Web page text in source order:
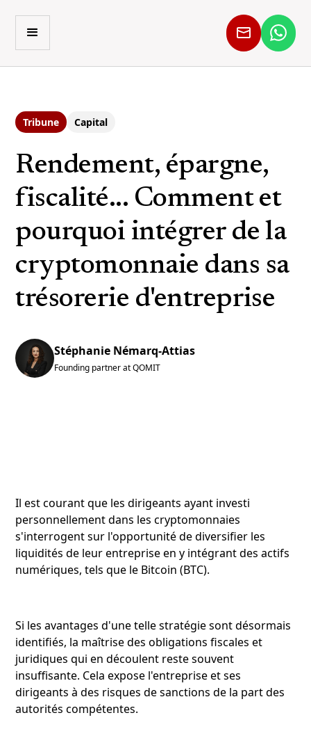
Tribune Capital
Rendement, épargne,
fiscalité... Comment et
pourquoi intégrer de la
cryptomonnaie dans sa
trésorerie d'entreprise
Stéphanie Némarq-Attias
Founding partner at QOMIT
Il est courant que les dirigeants ayant investi
personnellement dans les cryptomonnaies
s'interrogent sur l'opportunité de diversifier les
liquidités de leur entreprise en y intégrant des actifs
numériques, tels que le Bitcoin (BTC).
Si les avantages d'une telle stratégie sont désormais
identifiés, la maîtrise des obligations fiscales et
juridiques qui en découlent reste souvent
insuffisante. Cela expose l'entreprise et ses
dirigeants à des risques de sanctions de la part des
autorités compétentes.